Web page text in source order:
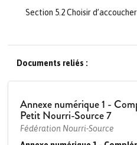
Section 5.2 Choisir
Documents reliés :
Annexe numérique 1 -
Petit Nourri-Source 7
Fédération Nourri-Source